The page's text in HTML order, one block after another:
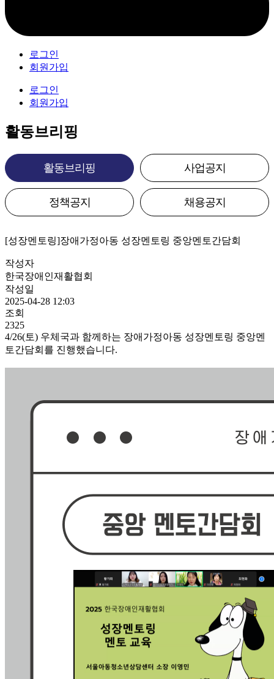
로그인
회원가입
로그인
회원가입
활동브리핑
활동브리핑 사업공지
정책공지 채용공지
[성장멘토링]장애가정아동 성장멘토링 중앙멘토간담회
작성자
한국장애인재활협회
작성일
2025-04-28 12:03
조회
2325
4/26(토) 우체국과 함께하는 장애가정아동 성장멘토링 중앙멘
토간담회를 진행했습니다.